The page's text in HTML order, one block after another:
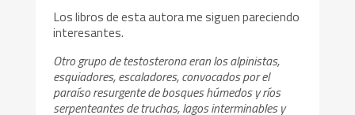
Los libros de esta autora me siguen pareciendo
interesantes.
Otro grupo de testosterona eran los alpinistas,
esquiadores, escaladores, convocados por el
paraíso resurgente de bosques húmedos y ríos
serpenteantes de truchas, lagos interminables y